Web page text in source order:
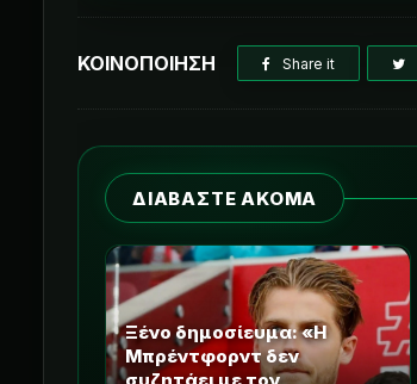
ΚΟΙΝΟΠΟΙΗΣΗ Share it
ΔΙΑΒΑΣΤΕ ΑΚΟΜΑ
Ξένο δημοσίευμα: «Η
Μπρέντφορντ δεν